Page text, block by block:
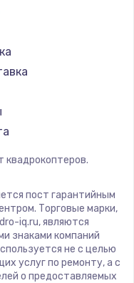
квадрокоптеров.
пост гарантийным
Торговые марки,
iq.ru, являются
знаками компаний
не с целью
услуг по ремонту, а с
о предоставляемых